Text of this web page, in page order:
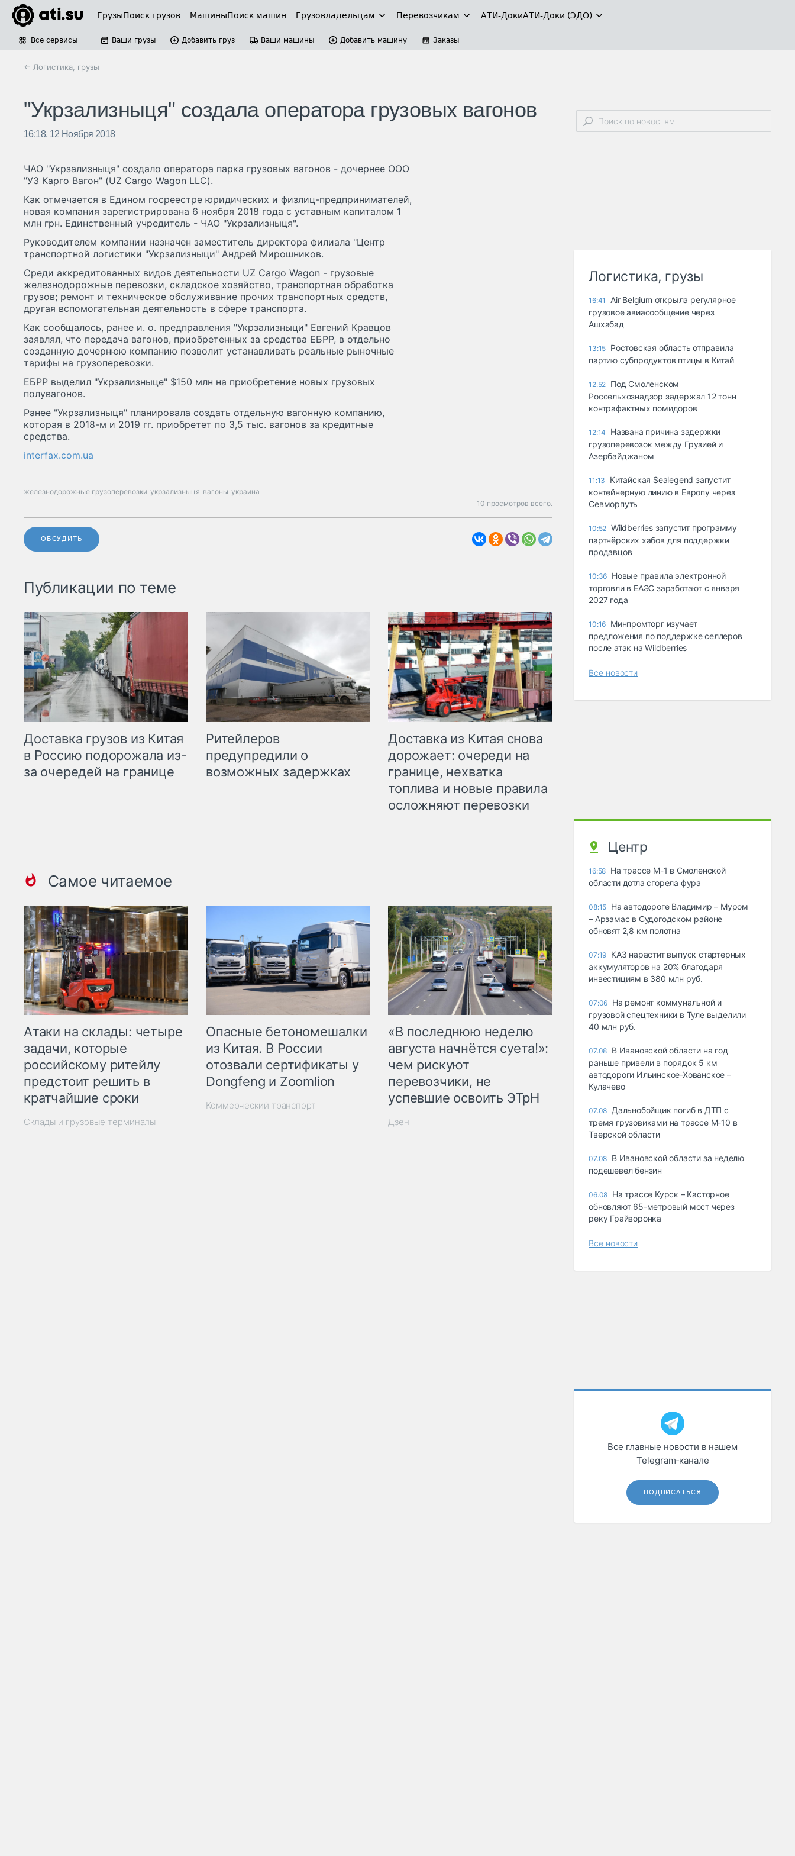
ГрузыПоиск грузов МашиныПоиск машин Грузовладельцам Перевозчикам АТИ-ДокиАТИ-Доки (ЭДО)
Все сервисы Ваши грузы Добавить груз Ваши машины Добавить машину Заказы
← Логистика, грузы
"Укрзализныця" создала оператора грузовых вагонов
16:18, 12 Ноября 2018
ЧАО "Укрзализныця" создало оператора парка грузовых вагонов - дочернее ООО
"УЗ Карго Вагон" (UZ Cargo Wagon LLC).
Как отмечается в Едином госреестре юридических и физлиц-предпринимателей,
новая компания зарегистрирована 6 ноября 2018 года с уставным капиталом 1
млн грн. Единственный учредитель - ЧАО "Укрзализныця".
Руководителем компании назначен заместитель директора филиала "Центр
транспортной логистики "Укрзализныци" Андрей Мирошников.
Среди аккредитованных видов деятельности UZ Cargo Wagon - грузовые
железнодорожные перевозки, складское хозяйство, транспортная обработка
грузов; ремонт и техническое обслуживание прочих транспортных средств,
другая вспомогательная деятельность в сфере транспорта.
Как сообщалось, ранее и. о. предправления "Укрзализныци" Евгений Кравцов
заявлял, что передача вагонов, приобретенных за средства ЕБРР, в отдельно
созданную дочернюю компанию позволит устанавливать реальные рыночные
тарифы на грузоперевозки.
ЕБРР выделил "Укрзализныце" $150 млн на приобретение новых грузовых
полувагонов.
Ранее "Укрзализныця" планировала создать отдельную вагонную компанию,
которая в 2018-м и 2019 гг. приобретет по 3,5 тыс. вагонов за кредитные
средства.
interfax.com.ua
железнодорожные грузоперевозки укрзализныця вагоны украина
10 просмотров всего.
ОБСУДИТЬ
Публикации по теме
Доставка грузов из Китая
в Россию подорожала из-
за очередей на границе
Ритейлеров
предупредили о
возможных задержках
Доставка из Китая снова
дорожает: очереди на
границе, нехватка
топлива и новые правила
осложняют перевозки
Самое читаемое
Атаки на склады: четыре
задачи, которые
российскому ритейлу
предстоит решить в
кратчайшие сроки
Склады и грузовые терминалы
Опасные бетономешалки
из Китая. В России
отозвали сертификаты у
Dongfeng и Zoomlion
Коммерческий транспорт
«В последнюю неделю
августа начнётся суета!»:
чем рискуют
перевозчики, не
успевшие освоить ЭТрН
Дзен
Логистика, грузы
16:41
Air Belgium открыла регулярное
грузовое авиасообщение через
Ашхабад
13:15 Ростовская область отправила
партию субпродуктов птицы в Китай
12:52 Под Смоленском
Россельхознадзор задержал 12 тонн
контрафактных помидоров
12:14
Названа причина задержки
грузоперевозок между Грузией и
Азербайджаном
11:13
Китайская Sealegend запустит
контейнерную линию в Европу через
Севморпуть
10:52 Wildberries запустит программу
партнёрских хабов для поддержки
продавцов
10:36 Новые правила электронной
торговли в ЕАЭС заработают с января
2027 года
10:16 Минпромторг изучает
предложения по поддержке селлеров
после атак на Wildberries
Все новости
Центр
16:58 На трассе М-1 в Смоленской
области дотла сгорела фура
08:15 На автодороге Владимир – Муром
– Арзамас в Судогодском районе
обновят 2,8 км полотна
07:19 КАЗ нарастит выпуск стартерных
аккумуляторов на 20% благодаря
инвестициям в 380 млн руб.
07:06 На ремонт коммунальной и
грузовой спецтехники в Туле выделили
40 млн руб.
07.08 В Ивановской области на год
раньше привели в порядок 5 км
автодороги Ильинское-Хованское –
Кулачево
07.08 Дальнобойщик погиб в ДТП с
тремя грузовиками на трассе М-10 в
Тверской области
07.08 В Ивановской области за неделю
подешевел бензин
06.08 На трассе Курск – Касторное
обновляют 65-метровый мост через
реку Грайворонка
Все новости
Все главные новости в нашем
Telegram‑канале
ПОДПИСАТЬСЯ